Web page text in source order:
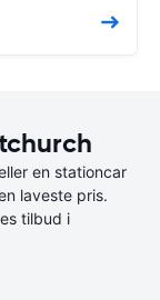
en stationcar
laveste pris.
tilbud i